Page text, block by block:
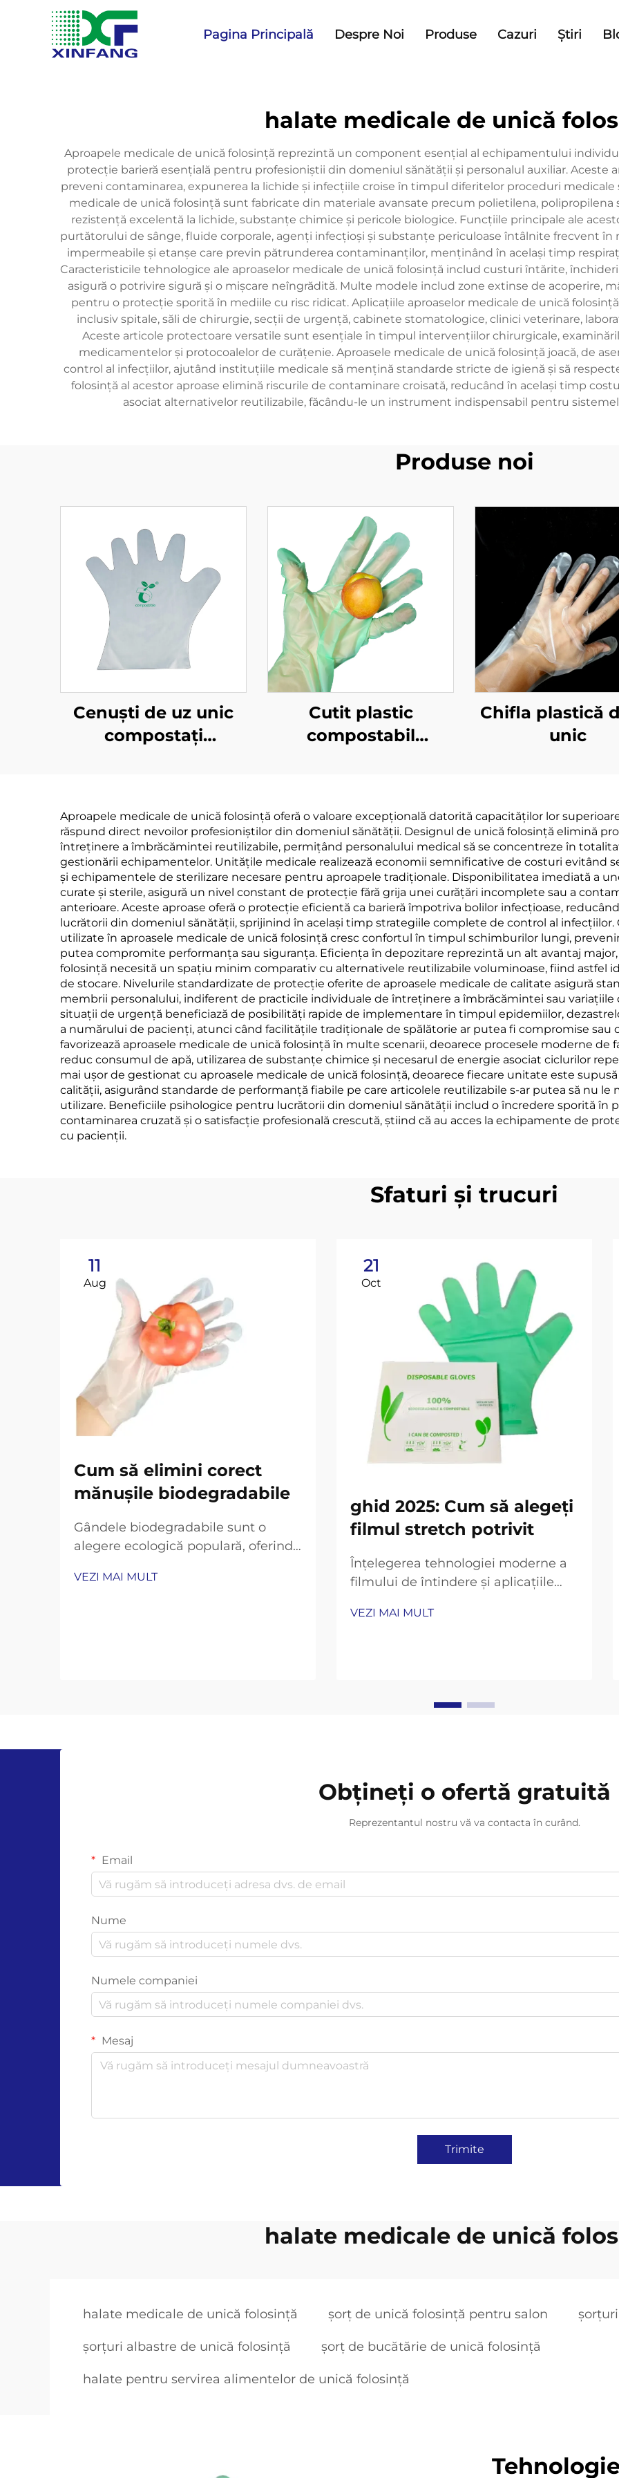
Pagina Principală Despre Noi Produse Cazuri Știri
halate medicale de unică
Aproapele medicale de unică folosință reprezintă un component esențial al echipamentului
protecție barieră esențială pentru profesioniștii din domeniul sănătății și personalul auxiliar. Aceste
preveni contaminarea, expunerea la lichide și infecțiile croise în timpul diferitelor proceduri
medicale de unică folosință sunt fabricate din materiale avansate precum polietilena, polipropilena
rezistență excelentă la lichide, substanțe chimice și pericole biologice. Funcțiile principale ale
purtătorului de sânge, fluide corporale, agenți infecțioși și substanțe periculoase întâlnite frecvent în
impermeabile și etanșe care previn pătrunderea contaminanților, menținând în același timp
Caracteristicile tehnologice ale aproaselor medicale de unică folosință includ custuri întărite,
asigură o potrivire sigură și o mișcare neîngrădită. Multe modele includ zone extinse de acoperire,
pentru o protecție sporită în mediile cu risc ridicat. Aplicațiile aproaselor medicale de unică
inclusiv spitale, săli de chirurgie, secții de urgență, cabinete stomatologice, clinici veterinare,
Aceste articole protectoare versatile sunt esențiale în timpul intervențiilor chirurgicale,
medicamentelor și protocoalelor de curățenie. Aproasele medicale de unică folosință joacă, de
control al infecțiilor, ajutând instituțiile medicale să mențină standarde stricte de igienă și să
folosință al acestor aproase elimină riscurile de contaminare croisată, reducând în același timp
asociat alternativelor reutilizabile, făcându-le un instrument indispensabil pentru
Produse noi
Cenuști de uz unic
compostați
amilont
Cutit plastic
compostabil
amiloză
Chifla plastică
unic
Aproapele medicale de unică folosință oferă o valoare excepțională datorită capacităților lor
răspund direct nevoilor profesioniștilor din domeniul sănătății. Designul de unică folosință elimină
întreținere a îmbrăcămintei reutilizabile, permițând personalului medical să se concentreze în
gestionării echipamentelor. Unitățile medicale realizează economii semnificative de costuri evitând
și echipamentele de sterilizare necesare pentru aproapele tradiționale. Disponibilitatea imediată a
curate și sterile, asigură un nivel constant de protecție fără grija unei curățări incomplete sau a
anterioare. Aceste aproase oferă o protecție eficientă ca barieră împotriva bolilor infecțioase,
lucrătorii din domeniul sănătății, sprijinind în același timp strategiile complete de control al infecțiilor.
utilizate în aproasele medicale de unică folosință cresc confortul în timpul schimburilor lungi,
putea compromite performanța sau siguranța. Eficiența în depozitare reprezintă un alt avantaj
folosință necesită un spațiu minim comparativ cu alternativele reutilizabile voluminoase, fiind astfel
de stocare. Nivelurile standardizate de protecție oferite de aproasele medicale de calitate asigură
membrii personalului, indiferent de practicile individuale de întreținere a îmbrăcămintei sau variațiile
situații de urgență beneficiază de posibilități rapide de implementare în timpul epidemiilor,
a numărului de pacienți, atunci când facilitățile tradiționale de spălătorie ar putea fi compromise sau
favorizează aproasele medicale de unică folosință în multe scenarii, deoarece procesele moderne de
reduc consumul de apă, utilizarea de substanțe chimice și necesarul de energie asociat ciclurilor
mai ușor de gestionat cu aproasele medicale de unică folosință, deoarece fiecare unitate este
calității, asigurând standarde de performanță fiabile pe care articolele reutilizabile s-ar putea să nu
utilizare. Beneficiile psihologice pentru lucrătorii din domeniul sănătății includ o încredere sporită în
contaminarea cruzată și o satisfacție profesională crescută, știind că au acces la echipamente de
cu pacienții.
Sfaturi și trucuri
11
Aug
Cum să elimini corect
mănușile biodegradabile
Gândele biodegradabile sunt o
alegere ecologică populară, oferind
promitând în același timp să se
VEZI MAI MULT
21
Oct
ghid 2025: Cum să alegeți
filmul stretch potrivit
Înțelegerea tehnologiei moderne a
filmului de întindere și aplicațiile
ambalare continuă să evolueze, iar
tehnologia din spatele...
VEZI MAI MULT
Obțineți o ofertă gratuită
Reprezentantul nostru vă va contacta în curând.
Email
Nume
Numele companiei
Mesaj
Trimite
halate medicale de unică
halate medicale de unică folosință șorț de unică folosință pentru salon
șorțuri albastre de unică folosință șorț de bucătărie de unică folosință
halate pentru servirea alimentelor de unică folosință